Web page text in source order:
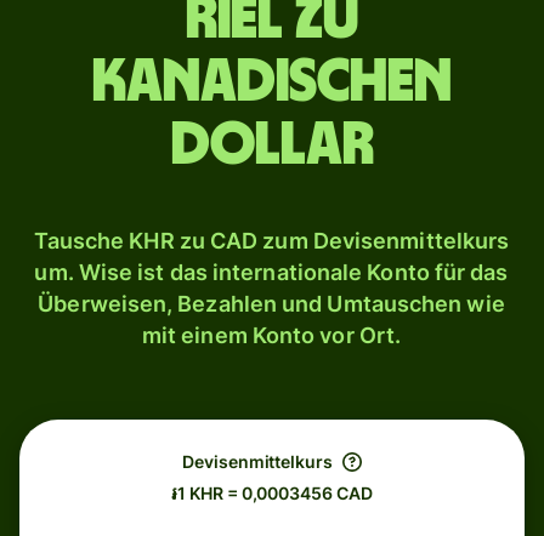
Riel zu
kanadischen
Dollar
Tausche KHR zu CAD zum Devisenmittelkurs
um. Wise ist das internationale Konto für das
Überweisen, Bezahlen und Umtauschen wie
mit einem Konto vor Ort.
Devisenmittelkurs
៛1 KHR = 0,0003456 CAD